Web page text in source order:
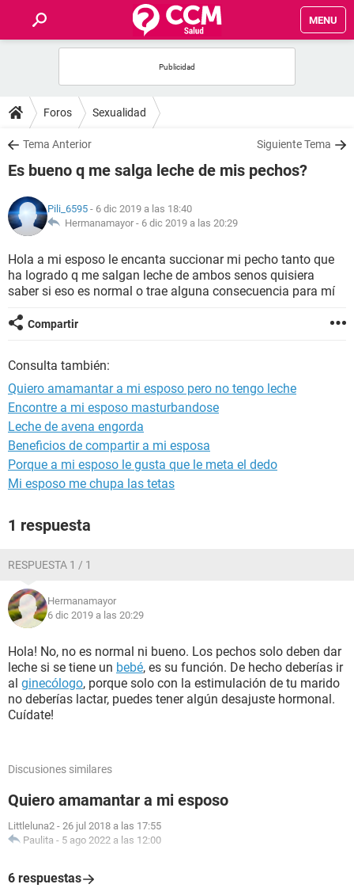
MENU
FOROS
SALUD
NUTRICIÓN
BIENESTAR
Foros Sexualidad
Tema Anterior Siguiente Tema
Es bueno q me salga leche de mis pechos?
Pili_6595 - 6 dic 2019 a las 18:40
Hermanamayor - 6 dic 2019 a las 20:29
Hola a mi esposo le encanta succionar mi pecho tanto que
ha logrado q me salgan leche de ambos senos quisiera
saber si eso es normal o trae alguna consecuencia para mí
Compartir
Consulta también:
Quiero amamantar a mi esposo pero no tengo leche
Encontre a mi esposo masturbandose
Leche de avena engorda
Beneficios de compartir a mi esposa
Porque a mi esposo le gusta que le meta el dedo
Mi esposo me chupa las tetas
1 respuesta
RESPUESTA 1 / 1
Hermanamayor
6 dic 2019 a las 20:29
Hola! No, no es normal ni bueno. Los pechos solo deben dar
leche si se tiene un bebé, es su función. De hecho deberías ir
al ginecólogo, porque solo con la estimulación de tu marido
no deberías lactar, puedes tener algún desajuste hormonal.
Cuídate!
Discusiones similares
Quiero amamantar a mi esposo
Littleluna2 - 26 jul 2018 a las 17:55
Paulita - 5 ago 2022 a las 12:00
6 respuestas